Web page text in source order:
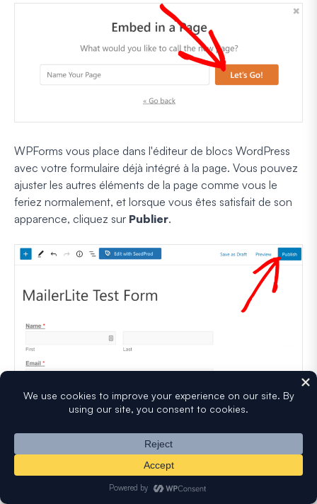
WPForms vous place dans l'éditeur de blocs WordPress
avec votre formulaire déjà intégré à la page. Vous pouvez
ajuster les autres éléments de la page comme vous le
feriez normalement, et lorsque vous êtes satisfait de son
apparence, cliquez sur Publier.
Effectuer un test
C'est toujours une bonne idée de vérifier que tout
fonctionne avant de vous fier au formulaire. Allez-y et